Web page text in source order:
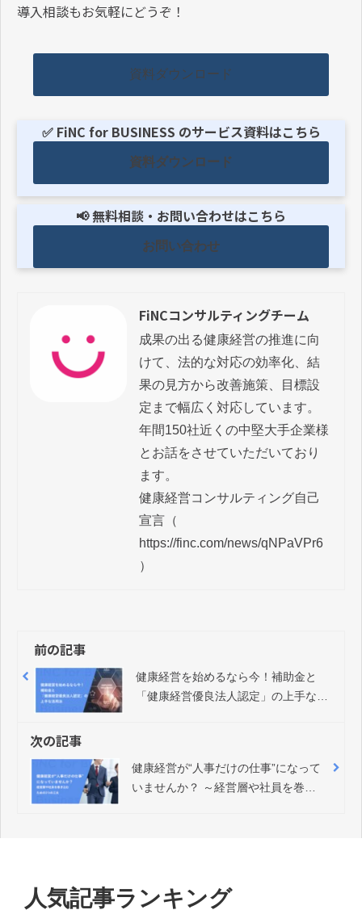
導入相談もお気軽にどうぞ！
資料ダウンロード
✅ FiNC for BUSINESS のサービス資料はこちら
資料ダウンロード
📢 無料相談・お問い合わせはこちら
お問い合わせ
FiNCコンサルティングチーム
成果の出る健康経営の推進に向
けて、法的な対応の効率化、結
果の見方から改善施策、目標設
定まで幅広く対応しています。
年間150社近くの中堅大手企業様
とお話をさせていただいており
ます。
健康経営コンサルティング自己
宣言（
https://finc.com/news/qNPaVPr6
前の記事
健康経営を始めるなら今！補助金と
「健康経営優良法人認定」の上手な活
次の記事
健康経営が“人事だけの仕事”になって
いませんか？ ～経営層や社員を巻き
人気記事ランキング